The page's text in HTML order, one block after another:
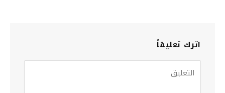
اترك تعليقاً